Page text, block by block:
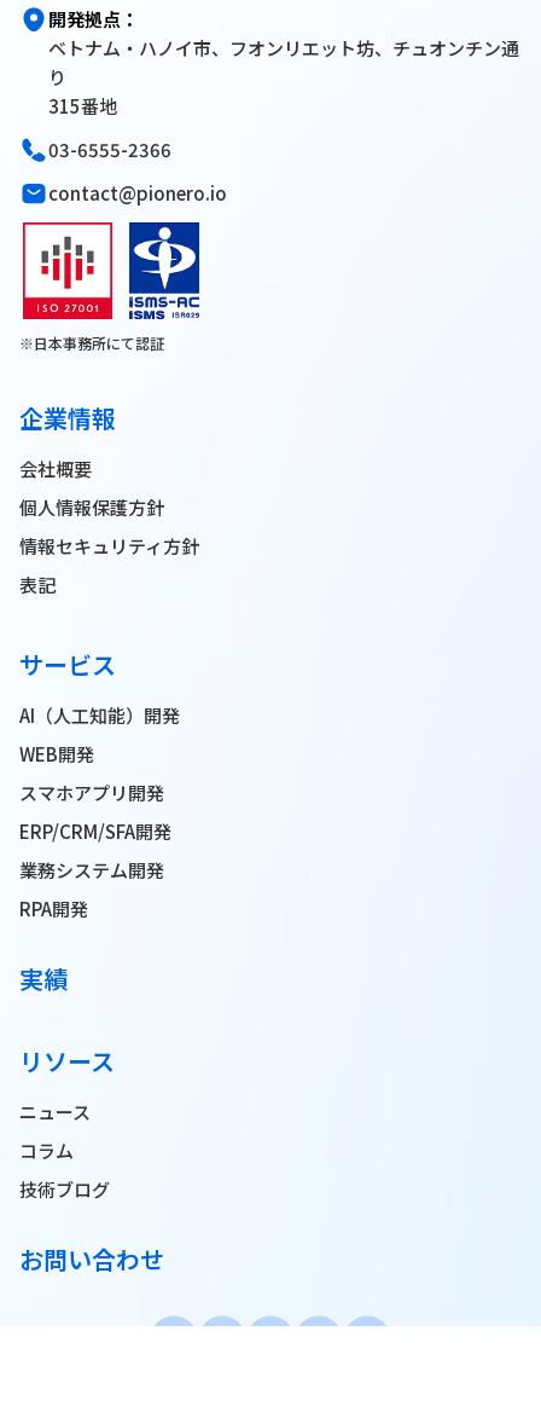
開発拠点：
ベトナム・ハノイ市、フオンリエット坊、チュオンチン通
り
315番地
03-6555-2366
contact@pionero.io
※日本事務所にて認証
企業情報
会社概要
個人情報保護方針
情報セキュリティ方針
表記
サービス
AI（人工知能）開発
WEB開発
スマホアプリ開発
ERP/CRM/SFA開発
業務システム開発
RPA開発
実績
リソース
ニュース
コラム
技術ブログ
お問い合わせ